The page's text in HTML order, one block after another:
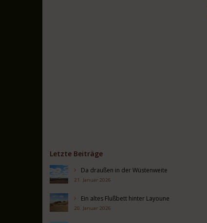
Letzte Beiträge
Da draußen in der Wüstenweite
21. Januar 2026
Ein altes Flußbett hinter Layoune
20. Januar 2026